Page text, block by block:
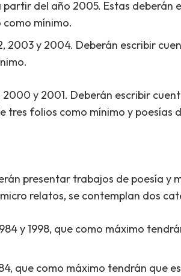
del año 2005. Estas deberán
mínimo.
2003 y 2004. Deberán escribir
y 2001. Deberán escribir
tres folios como mínimo y poesías
presentar trabajos de poesía y
relatos, se contemplan dos
y 1998, que como máximo
que como máximo tendrán que